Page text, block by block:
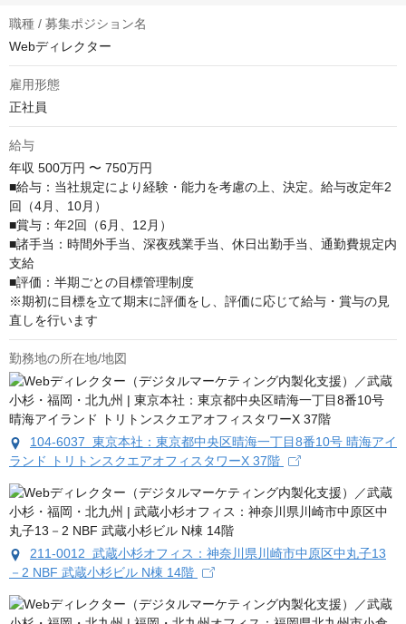
職種 / 募集ポジション名
Webディレクター
雇用形態
正社員
給与
年収 500万円 〜 750万円
■給与：当社規定により経験・能力を考慮の上、決定。給与改定年2
回（4月、10月）
■賞与：年2回（6月、12月）
■諸手当：時間外手当、深夜残業手当、休日出勤手当、通勤費規定内
支給
■評価：半期ごとの目標管理制度
※期初に目標を立て期末に評価をし、評価に応じて給与・賞与の見
直しを行います
勤務地の所在地/地図
104-6037 東京本社：東京都中央区晴海一丁目8番10号 晴海アイ
ランド トリトンスクエアオフィスタワーX 37階
211-0012 武蔵小杉オフィス：神奈川県川崎市中原区中丸子13
－2 NBF 武蔵小杉ビル N棟 14階